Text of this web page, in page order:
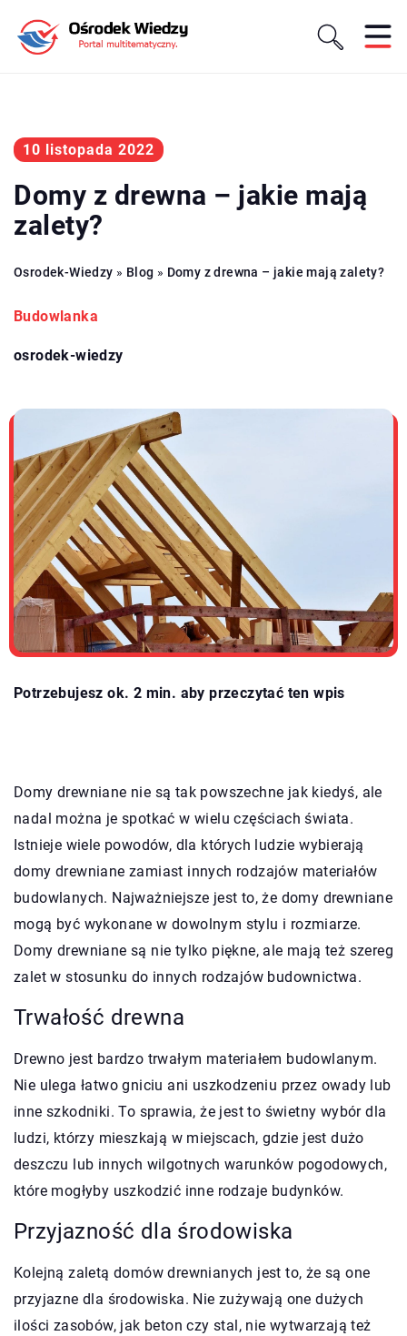
10 listopada 2022
Domy z drewna – jakie mają
zalety?
Osrodek-Wiedzy » Blog » Domy z drewna – jakie mają zalety?
Budowlanka
osrodek-wiedzy
Potrzebujesz ok. 2 min. aby przeczytać ten wpis
Domy drewniane nie są tak powszechne jak kiedyś, ale
nadal można je spotkać w wielu częściach świata.
Istnieje wiele powodów, dla których ludzie wybierają
domy drewniane zamiast innych rodzajów materiałów
budowlanych. Najważniejsze jest to, że domy drewniane
mogą być wykonane w dowolnym stylu i rozmiarze.
Domy drewniane są nie tylko piękne, ale mają też szereg
zalet w stosunku do innych rodzajów budownictwa.
Trwałość drewna
Drewno jest bardzo trwałym materiałem budowlanym.
Nie ulega łatwo gniciu ani uszkodzeniu przez owady lub
inne szkodniki. To sprawia, że jest to świetny wybór dla
ludzi, którzy mieszkają w miejscach, gdzie jest dużo
deszczu lub innych wilgotnych warunków pogodowych,
które mogłyby uszkodzić inne rodzaje budynków.
Przyjazność dla środowiska
Kolejną zaletą domów drewnianych jest to, że są one
przyjazne dla środowiska. Nie zużywają one dużych
ilości zasobów, jak beton czy stal, nie wytwarzają też